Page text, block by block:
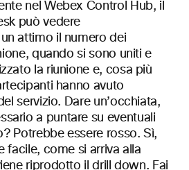
nel Webex Control Hub, il
può vedere
attimo il numero dei
quando si sono uniti e
la riunione e, cosa più
hanno avuto
servizio. Dare un’occhiata,
a puntare su eventuali
Potrebbe essere rosso. Sì,
facile, come si arriva alla
riprodotto il drill down. Fai